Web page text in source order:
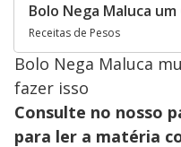
Bolo Nega Maluca
Receitas de Pesos
Bolo Nega Maluca
fazer isso
Consulte no nosso
para ler a matéria